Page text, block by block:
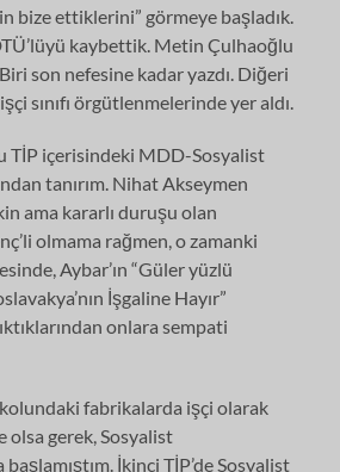
bize ettiklerini” görmeye başladık.
kaybettik. Metin Çulhaoğlu
son nefesine kadar yazdı. Diğeri
sınıfı örgütlenmelerinde yer aldı.
TİP içerisindeki MDD-Sosyalist
tanırım. Nihat Akseymen
ama kararlı duruşu olan
olmama rağmen, o zamanki
Aybar’ın “Güler yüzlü
İşgaline Hayır”
onlara sempati
fabrikalarda işçi olarak
olsa gerek, Sosyalist
İkinci TİP’de Sosyalist